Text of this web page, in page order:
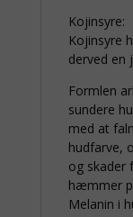
Kojinsyre:
Kojinsyre
derved en
Formlen
sundere
med at
hudfarve,
og skader
hæmmer
Melanin i